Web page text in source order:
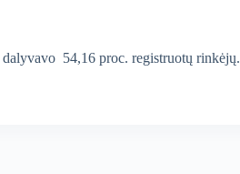
54,16 proc. registruotų rinkėjų.